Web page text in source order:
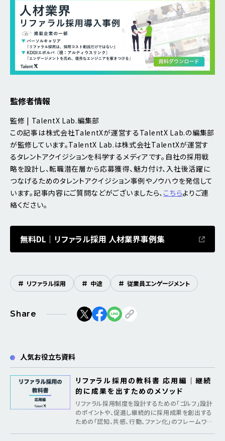
監修者情報
監修 | TalentX Lab.編集部
この記事は株式会社TalentXが運営するTalentX Lab.の編集部
が監修しています。TalentX Lab.は株式会社TalentXが運営す
るタレントアクイジションを科学するメディアです。自社の採用戦
略を設計し、転職潜在層から応募獲得、魅力付け、入社後活躍に
つなげるためのタレントアクイジション事例やノウハウを発信して
います。記事内容にご質問などがございましたら、 こちらよりご連
絡ください。
無料DL｜リファラル採用 人材業界事例集
# リファラル採用 # 中途 # 従業員エンゲージメント
Share
人気お役立ち資料
リファラル採用の教科書 応用編｜継続
的に成果を出すためのメソッド
リファラル採用制度を設計するための「ゴルフ」設計
のポイントや、促進し継続的に採用成果を創出する
ための「認知、共感、行動、ファン化」のフレームワー